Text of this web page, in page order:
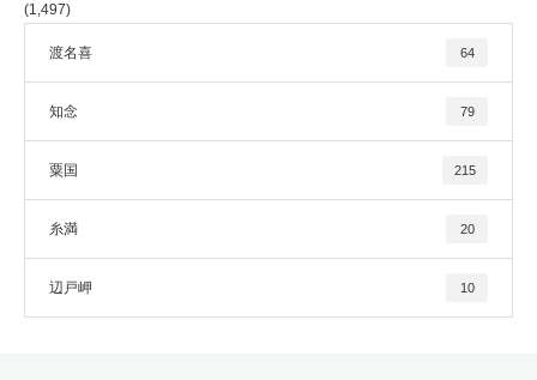
(1,497)
渡名喜 64
知念 79
粟国 215
糸満 20
辺戸岬 10